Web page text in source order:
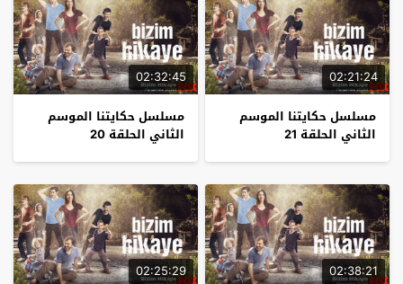
02:21:24
مسلسل حكايتنا الموسم
الثاني الحلقة 21
02:32:45
مسلسل حكايتنا الموسم
الثاني الحلقة 20
02:38:21
02:25:29